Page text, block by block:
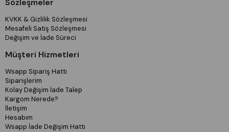
Sözleşmeler
KVKK & Gizlilik Sözleşmesi
Mesafeli Satiş Sözleşmesi
Değişim ve İade Süreci
Müşteri Hizmetleri
Wsapp Sipariş Hattı
Siparişlerim
Kolay Değişim İade Talep
Kargom Nerede?
İletişim
Hesabım
Wsapp İade Değişim Hattı